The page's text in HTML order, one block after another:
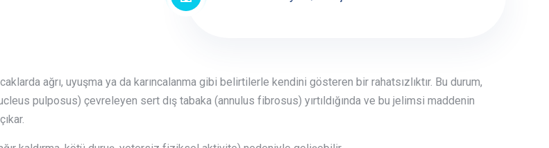
ağrı, uyuşma ya da karıncalanma gibi belirtilerle kendini gösteren bir rahatsızlıktır. Bu durum,
pulposus) çevreleyen sert dış tabaka (annulus fibrosus) yırtıldığında ve bu jelimsi maddenin